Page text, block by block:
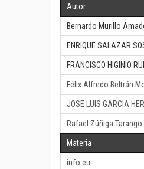
Autor
Bernardo Murillo
ENRIQUE SALAZAR
FRANCISCO HIGINIO
Félix Alfredo Beltrán
JOSE LUIS GARCIA
Rafael Zúñiga Tarango
Materia
info:eu-